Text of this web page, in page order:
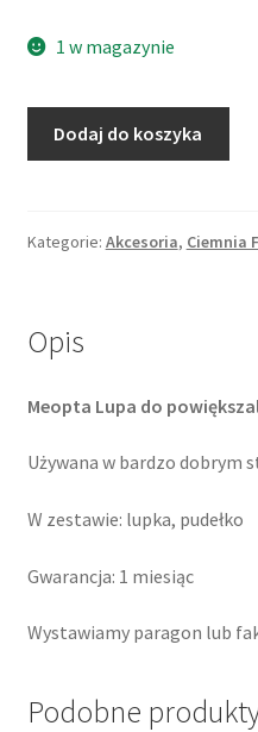
1 w magazynie
powiększalnika
Dodaj do koszyka
Kategorie: Akcesoria, Ciemnia
Opis
Meopta Lupa do
Używana w bardzo dobrym
W zestawie: lupka, pudełko
Gwarancja: 1 miesiąc
Wystawiamy paragon lub
Podobne